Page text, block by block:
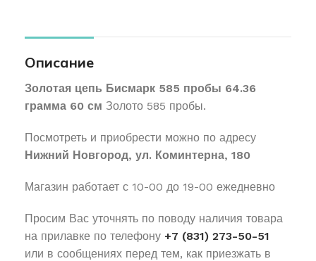
Описание
Золотая цепь Бисмарк 585 пробы 64.36
грамма 60 см Золото 585 пробы.
Посмотреть и приобрести можно по адресу
Нижний Новгород, ул. Коминтерна, 180
Магазин работает с 10-00 до 19-00 ежедневно
Просим Вас уточнять по поводу наличия товара
на прилавке по телефону +7 (831) 273-50-51
или в сообщениях перед тем, как приезжать в